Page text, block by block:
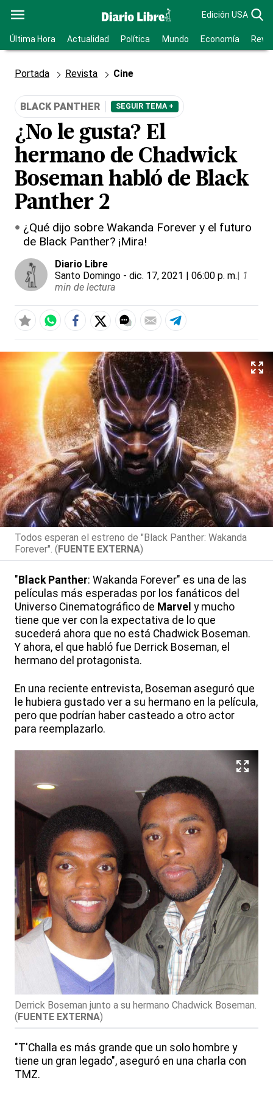
Edición USA
Última Hora Actualidad Política Mundo Economía
Portada Revista Cine
BLACK PANTHER SEGUIR TEMA +
¿No le gusta? El
hermano de Chadwick
Boseman habló de Black
Panther 2
¿Qué dijo sobre Wakanda Forever y el futuro
de Black Panther? ¡Mira!
Diario Libre
Santo Domingo - dic. 17, 2021 | 06:00 p. m.| 1
min de lectura
Todos esperan el estreno de "Black Panther: Wakanda
Forever". (FUENTE EXTERNA)
" Black Panther: Wakanda Forever" es una de las
películas más esperadas por los fanáticos del
Universo Cinematográfico de Marvel y mucho
tiene que ver con la expectativa de lo que
sucederá ahora que no está Chadwick Boseman.
Y ahora, el que habló fue Derrick Boseman, el
hermano del protagonista.
En una reciente entrevista, Boseman aseguró que
le hubiera gustado ver a su hermano en la película,
pero que podrían haber casteado a otro actor
para reemplazarlo.
Derrick Boseman junto a su hermano Chadwick Boseman.
(FUENTE EXTERNA)
"T'Challa es más grande que un solo hombre y
tiene un gran legado", aseguró en una charla con
TMZ.